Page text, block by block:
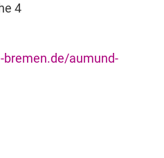
4
aumund-